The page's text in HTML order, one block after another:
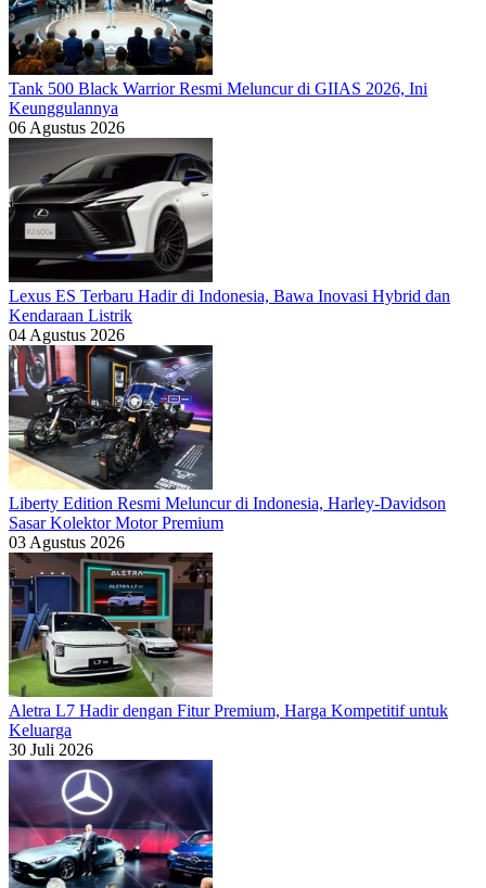
Tank 500 Black Warrior Resmi Meluncur di GIIAS 2026, Ini
Keunggulannya
06 Agustus 2026
Lexus ES Terbaru Hadir di Indonesia, Bawa Inovasi Hybrid dan
Kendaraan Listrik
04 Agustus 2026
Liberty Edition Resmi Meluncur di Indonesia, Harley-Davidson
Sasar Kolektor Motor Premium
03 Agustus 2026
Aletra L7 Hadir dengan Fitur Premium, Harga Kompetitif untuk
Keluarga
30 Juli 2026